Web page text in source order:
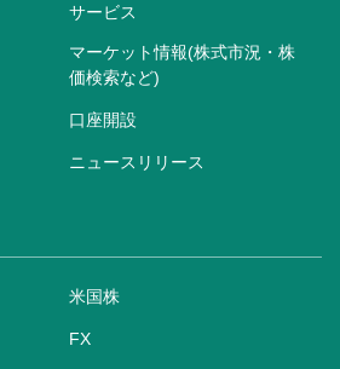
サービス
マーケット情報(株式市況・株
価検索など)
口座開設
ニュースリリース
米国株
FX